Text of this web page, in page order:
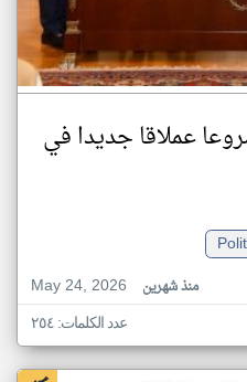
عملاقا جديدا في
May 24, 2026
منذ شهرين
عدد الكلمات: ٢٥٤